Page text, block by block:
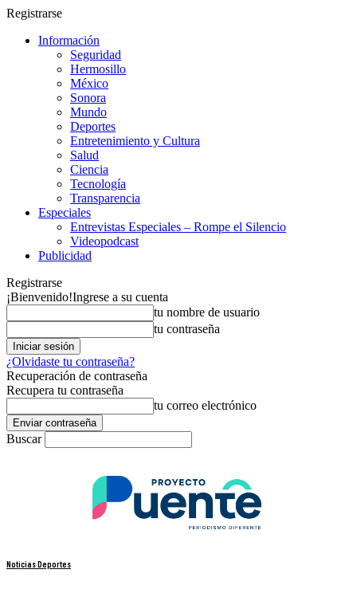
Registrarse
Información
Seguridad
Hermosillo
México
Sonora
Mundo
Deportes
Entretenimiento y Cultura
Salud
Ciencia
Tecnología
Transparencia
Especiales
Entrevistas Especiales – Rompe el Silencio
Videopodcast
Publicidad
Registrarse
¡Bienvenido!Ingrese a su cuenta
tu nombre de usuario
tu contraseña
¿Olvidaste tu contraseña?
Recuperación de contraseña
Recupera tu contraseña
tu correo electrónico
Buscar
Noticias Deportes